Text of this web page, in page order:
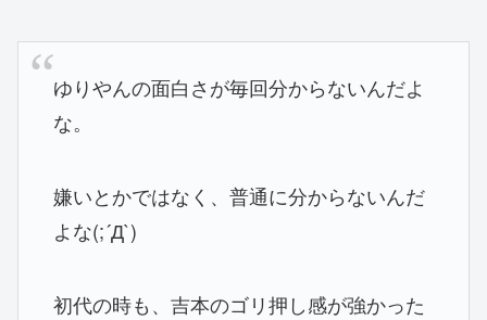
ゆりやんの面白さが毎回分からないんだよ
な。
嫌いとかではなく、普通に分からないんだ
よな(;´Д`)
初代の時も、吉本のゴリ押し感が強かった